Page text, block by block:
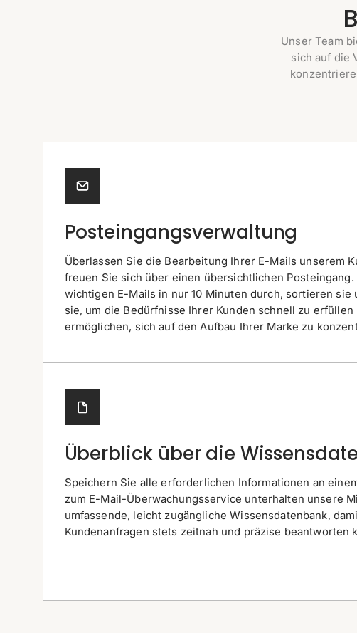
Unser Team
sich auf die
Posteingangsverwaltung
Überlassen Sie die Bearbeitung Ihrer E-Mails unserem
freuen Sie sich über einen übersichtlichen Posteingang.
wichtigen E-Mails in nur 10 Minuten durch, sortieren sie
sie, um die Bedürfnisse Ihrer Kunden schnell zu erfüllen
ermöglichen, sich auf den Aufbau Ihrer Marke zu
Überblick über die
Speichern Sie alle erforderlichen Informationen an
zum E-Mail-Überwachungsservice unterhalten unsere
umfassende, leicht zugängliche Wissensdatenbank,
Kundenanfragen stets zeitnah und präzise beantworten